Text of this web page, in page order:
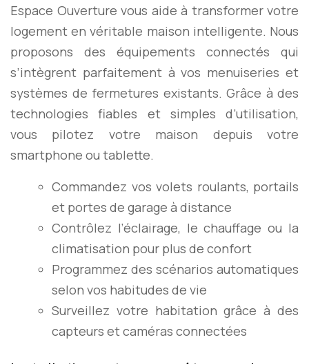
Espace Ouverture vous aide à transformer votre
logement en véritable maison intelligente. Nous
proposons des équipements connectés qui
s’intègrent parfaitement à vos menuiseries et
systèmes de fermetures existants. Grâce à des
technologies fiables et simples d’utilisation,
vous pilotez votre maison depuis votre
smartphone ou tablette.
Commandez vos volets roulants, portails
et portes de garage à distance
Contrôlez l’éclairage, le chauffage ou la
climatisation pour plus de confort
Programmez des scénarios automatiques
selon vos habitudes de vie
Surveillez votre habitation grâce à des
capteurs et caméras connectées